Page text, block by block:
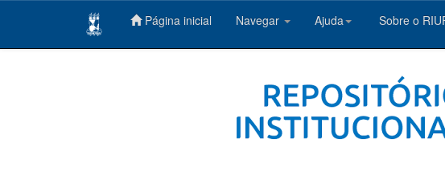
Página inicial Navegar Ajuda Sobre o